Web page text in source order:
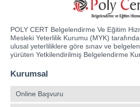
POLY CERT Belgelendirme Ve Eğitim
Mesleki Yeterlilik Kurumu (MYK)
ulusal yeterliliklere göre sınav ve
yürüten Yetkilendirilmiş Belgelendirme
Kurumsal
Online Başvuru